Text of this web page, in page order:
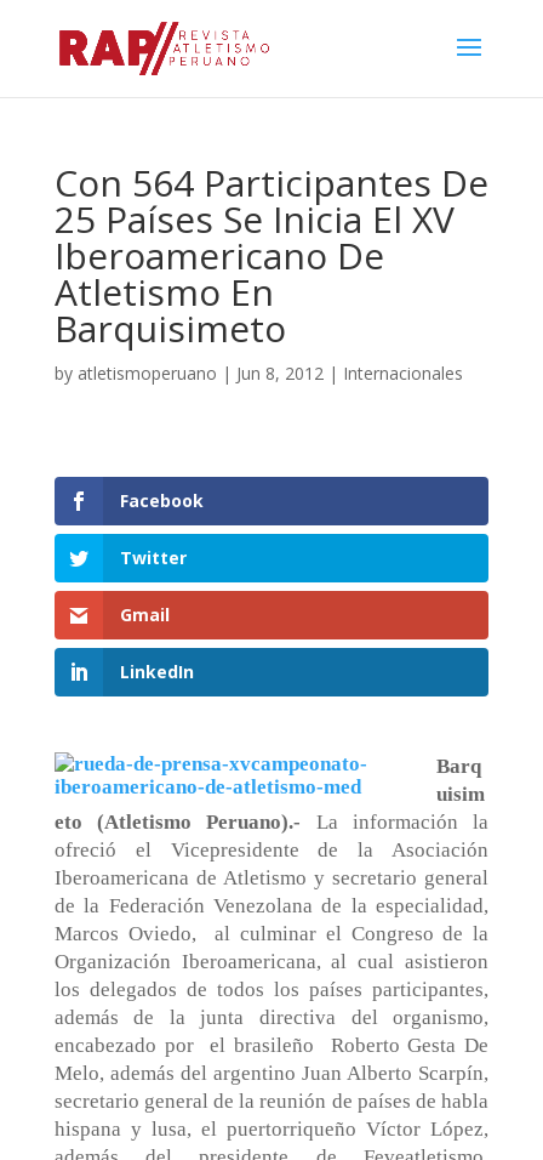
Con 564 Participantes De
25 Países Se Inicia El XV
Iberoamericano De
Atletismo En
Barquisimeto
by atletismoperuano | Jun 8, 2012| Internacionales
Facebook
Twitter
Gmail
LinkedIn
Barq
uisim
eto (Atletismo Peruano).- La información la
ofreció el Vicepresidente de la Asociación
Iberoamericana de Atletismo y secretario general
de la Federación Venezolana de la especialidad,
Marcos Oviedo,
al culminar el Congreso de la
Organización Iberoamericana, al cual asistieron
los delegados de todos los países participantes,
además de la junta directiva del organismo,
encabezado por
el brasileño
Roberto Gesta De
Melo, además del argentino Juan Alberto Scarpín,
secretario general de la reunión de países de habla
hispana y lusa, el puertorriqueño Víctor López,